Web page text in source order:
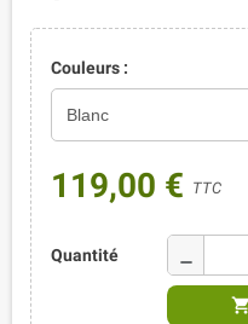
Couleurs :
119,00 € TTC
Quantité remove
shopping_cart